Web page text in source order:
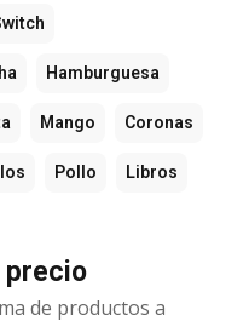
Hamburguesa
Mango Coronas
Pollo Libros
precio
de productos a